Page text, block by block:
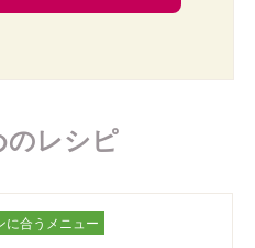
のレシピ
に合うメニュー